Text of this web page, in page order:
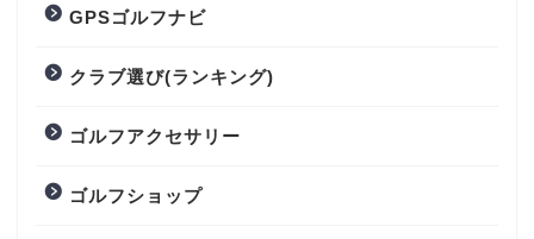
GPSゴルフナビ
クラブ選び(ランキング)
ゴルフアクセサリー
ゴルフショップ